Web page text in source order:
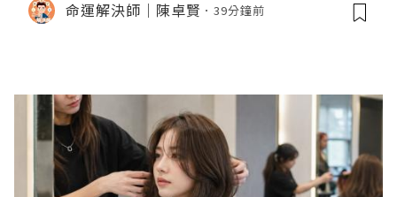
命運解決師｜陳卓賢 39分鐘前